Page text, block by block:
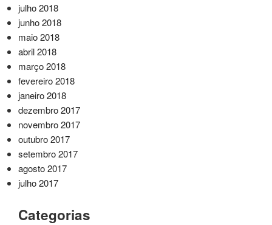
julho 2018
junho 2018
maio 2018
abril 2018
março 2018
fevereiro 2018
janeiro 2018
dezembro 2017
novembro 2017
outubro 2017
setembro 2017
agosto 2017
julho 2017
Categorias